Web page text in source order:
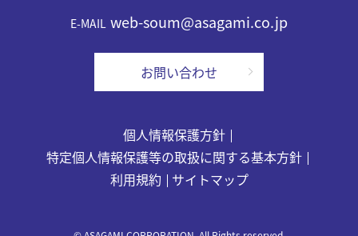
E-MAIL web-soum@asagami.co.jp
お問い合わせ
個人情報保護方針
特定個人情報保護等の取扱に関する基本方針
利用規約
サイトマップ